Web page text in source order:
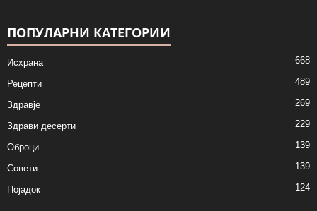
ПОПУЛАРНИ КАТЕГОРИИ
Исхрана 668
Рецепти 489
Здравје 269
Здрави десерти 229
Оброци 139
Совети 139
Појадок 124